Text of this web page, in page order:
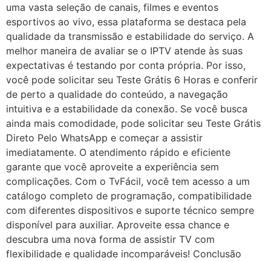
uma vasta seleção de canais, filmes e eventos
esportivos ao vivo, essa plataforma se destaca pela
qualidade da transmissão e estabilidade do serviço. A
melhor maneira de avaliar se o IPTV atende às suas
expectativas é testando por conta própria. Por isso,
você pode solicitar seu Teste Grátis 6 Horas e conferir
de perto a qualidade do conteúdo, a navegação
intuitiva e a estabilidade da conexão. Se você busca
ainda mais comodidade, pode solicitar seu Teste Grátis
Direto Pelo WhatsApp e começar a assistir
imediatamente. O atendimento rápido e eficiente
garante que você aproveite a experiência sem
complicações. Com o TvFácil, você tem acesso a um
catálogo completo de programação, compatibilidade
com diferentes dispositivos e suporte técnico sempre
disponível para auxiliar. Aproveite essa chance e
descubra uma nova forma de assistir TV com
flexibilidade e qualidade incomparáveis! Conclusão